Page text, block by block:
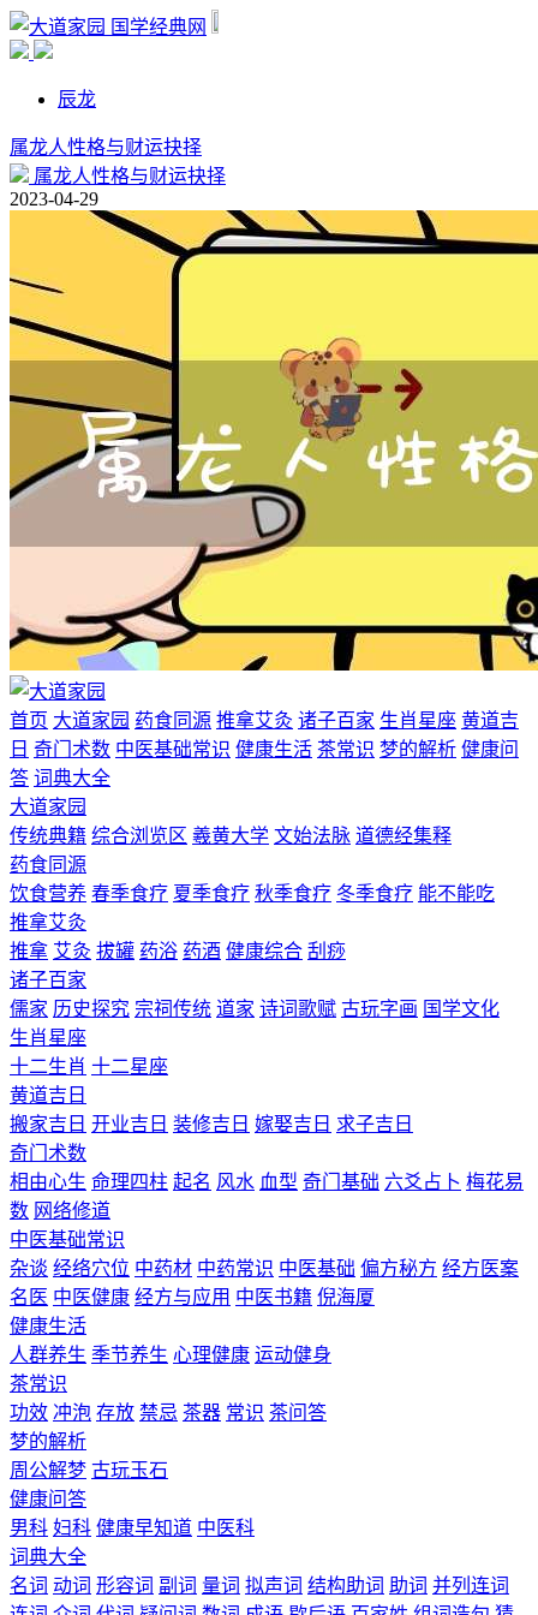
国学经典网
辰龙
属龙人性格与财运抉择
属龙人性格与财运抉择
2023-04-29
首页 大道家园 药食同源 推拿艾灸 诸子百家 生肖星座 黄道吉
日 奇门术数 中医基础常识 健康生活 茶常识 梦的解析 健康问
答 词典大全
大道家园
传统典籍 综合浏览区 羲黄大学 文始法脉 道德经集释
药食同源
饮食营养 春季食疗 夏季食疗 秋季食疗 冬季食疗 能不能吃
推拿艾灸
推拿 艾灸 拔罐 药浴 药酒 健康综合 刮痧
诸子百家
儒家 历史探究 宗祠传统 道家 诗词歌赋 古玩字画 国学文化
生肖星座
十二生肖 十二星座
黄道吉日
搬家吉日 开业吉日 装修吉日 嫁娶吉日 求子吉日
奇门术数
相由心生 命理四柱 起名 风水 血型 奇门基础 六爻占卜 梅花易
数 网络修道
中医基础常识
杂谈 经络穴位 中药材 中药常识 中医基础 偏方秘方 经方医案
名医 中医健康 经方与应用 中医书籍 倪海厦
健康生活
人群养生 季节养生 心理健康 运动健身
茶常识
功效 冲泡 存放 禁忌 茶器 常识 茶问答
梦的解析
周公解梦 古玩玉石
健康问答
男科 妇科 健康早知道 中医科
词典大全
名词 动词 形容词 副词 量词 拟声词 结构助词 助词 并列连词